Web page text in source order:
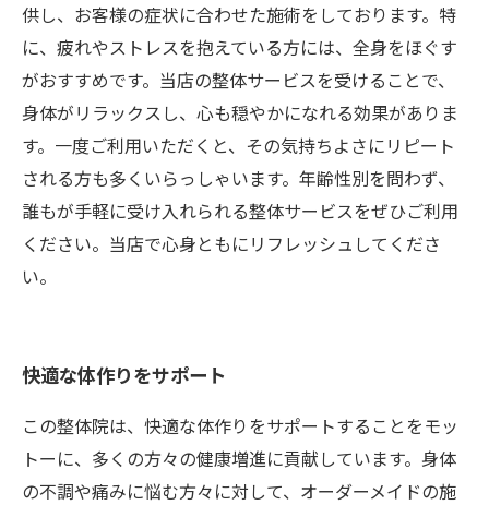
供し、お客様の症状に合わせた施術をしております。特
に、疲れやストレスを抱えている方には、全身をほぐす
がおすすめです。当店の整体サービスを受けることで、
身体がリラックスし、心も穏やかになれる効果がありま
す。一度ご利用いただくと、その気持ちよさにリピート
される方も多くいらっしゃいます。年齢性別を問わず、
誰もが手軽に受け入れられる整体サービスをぜひご利用
ください。当店で心身ともにリフレッシュしてくださ
い。
快適な体作りをサポート
この整体院は、快適な体作りをサポートすることをモッ
トーに、多くの方々の健康増進に貢献しています。身体
の不調や痛みに悩む方々に対して、オーダーメイドの施